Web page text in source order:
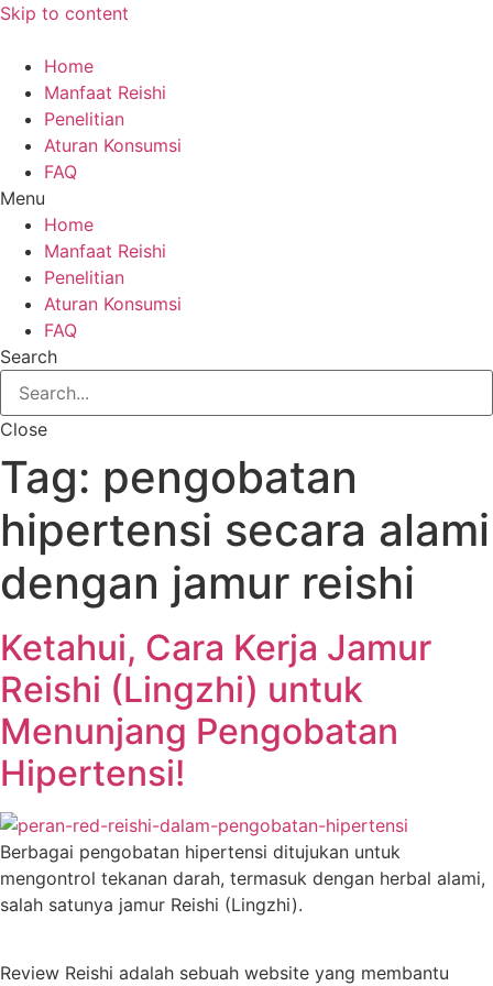
Skip to content
Home
Manfaat Reishi
Penelitian
Aturan Konsumsi
FAQ
Menu
Home
Manfaat Reishi
Penelitian
Aturan Konsumsi
FAQ
Search
Close
Tag: pengobatan
hipertensi secara alami
dengan jamur reishi
Ketahui, Cara Kerja Jamur
Reishi (Lingzhi) untuk
Menunjang Pengobatan
Hipertensi!
Berbagai pengobatan hipertensi ditujukan untuk
mengontrol tekanan darah, termasuk dengan herbal alami,
salah satunya jamur Reishi (Lingzhi).
Review Reishi adalah sebuah website yang membantu